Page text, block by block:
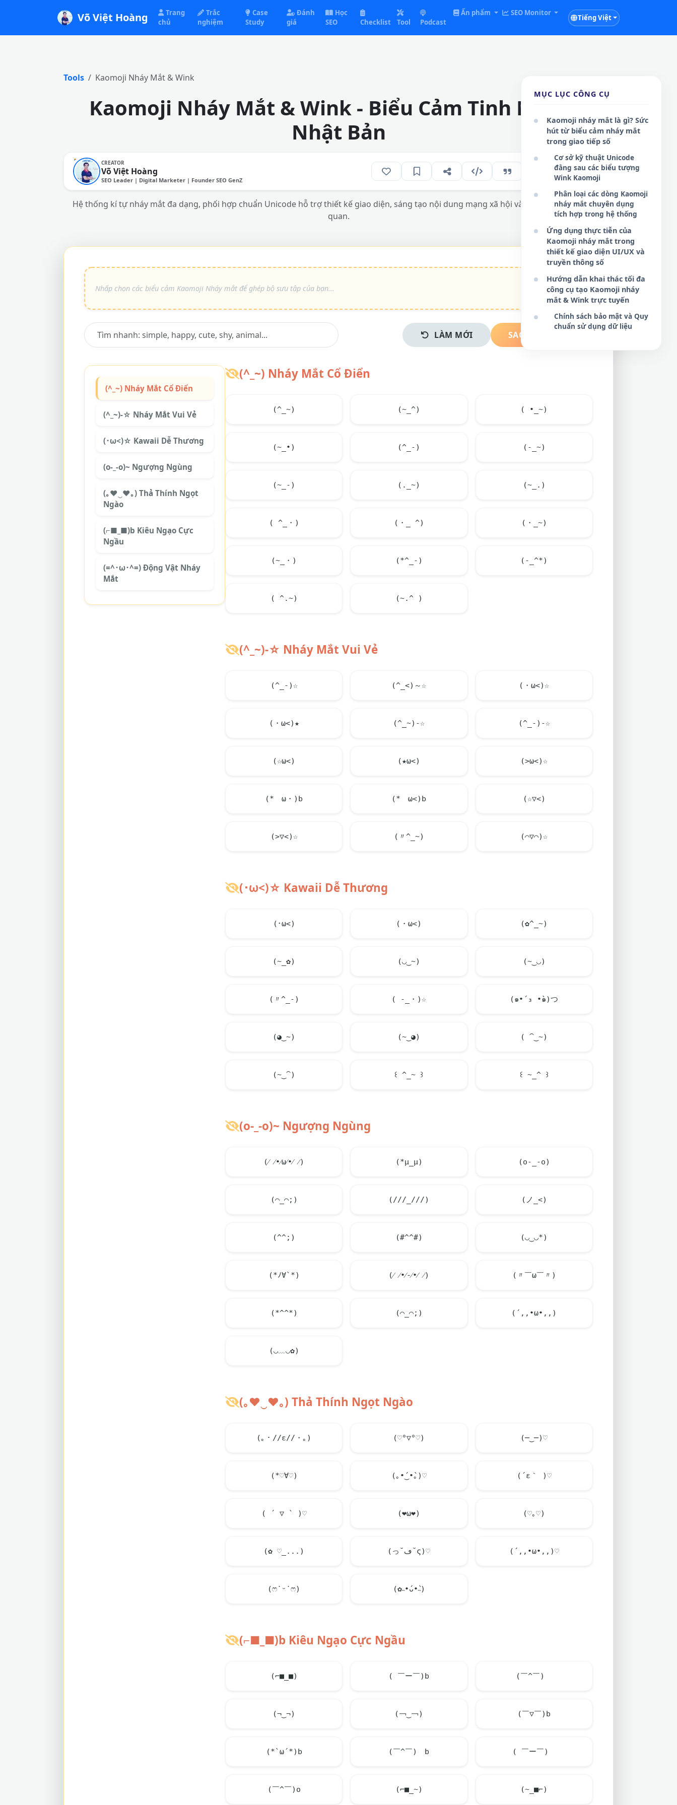
Võ Việt Hoàng
Trang
chủ
Trắc
nghiệm
Case
Study
Đánh
giá
Học
SEO
Checklist Tool Podcast
Ấn phẩm SEO Monitor
Tiếng Việt
Tools Kaomoji Nháy Mắt & Wink
Kaomoji Nháy Mắt & Wink - Biểu Cảm Tinh Nghịch
Nhật Bản
CREATOR
Võ Việt Hoàng
SEO Leader | Digital Marketer | Founder SEO GenZ
196
Hệ thống kí tự nháy mắt đa dạng, phối hợp chuẩn Unicode hỗ trợ thiết kế giao diện, sáng tạo nội dung mạng xã hội và tối ưu tương tác trực
quan.
LÀM MỚI SAO CHÉP NGAY
(^_~) Nháy Mắt Cổ Điển
(^_~)-☆ Nháy Mắt Vui Vẻ
(･ω<)☆ Kawaii Dễ Thương
(o-_-o)~ Ngượng Ngùng
(｡♥‿♥｡) Thả Thính Ngọt
Ngào
(⌐■_■)b Kiêu Ngạo Cực
Ngầu
(=^･ω･^=) Động Vật Nháy
Mắt
(^_~) Nháy Mắt Cổ Điển
(^_~) (~_^) ( •_~)
(~_•) (^_-) (-_~)
(~_-) (._~) (~_.)
( ^_・) (・_ ^) (・_~)
(~_・) (*^_-) (-_^*)
( ^.~) (~.^ )
(^_~)-☆ Nháy Mắt Vui Vẻ
(^_-)☆ (^_<)～☆ (・ω<)☆
(・ω<)★ (^_~)-☆ (^_-)-☆
(☆ω<) (★ω<) (>ω<)☆
(*ゝω・)b (*ゝω<)b (☆▽<)
(>▽<)☆ (〃^_~) (⌒▽⌒)☆
(･ω<)☆ Kawaii Dễ Thương
(･ω<) (・ω<) (✿^_~)
(~_✿) (◡‿~) (~‿◡)
(〃^_-) ( -_・)☆ (๑•́ ₃ •̀๑)つ
(◕‿~) (~‿◕) ( ⁀‿~)
(~‿⁀) ꒰ ^_~ ꒱ ꒰ ~_^ ꒱
(o-_-o)~ Ngượng Ngùng
(⁄ ⁄•⁄ω⁄•⁄ ⁄) (*μ_μ) (o-_-o)
(⌒_⌒;) (///_///) (ノ_<)
(^^;) (#^^#) (◡‿◡*)
(*ﾉ∀`*) (⁄ ⁄•⁄-⁄•⁄ ⁄) (〃￣ω￣〃)
(*^^*) (⌒_⌒;) (´,,•ω•,,)
(◡﹏◡✿)
(｡♥ ♥｡) Thả Thính Ngọt Ngào
(｡・//ε//・｡) (♡°▽°♡) (─‿─)♡
(*♡∀♡) (｡•́‿•̀｡)♡ (´ε｀ )♡
( ´ ▽ ` )♡ (❤ω❤) (♡｡♡)
(✿ ♡_...) (っ˘ڡ˘ς)♡ (´,,•ω•,,)♡
(ෆ˙ᵕ˙ෆ) (✿˵•́ᴗ•̀˵)
(⌐■_■)b Kiêu Ngạo Cực Ngầu
(⌐■_■) ( ￣ー￣)b (￣^￣)ゞ
(¬‿¬) (￢‿￢) (￣▽￣)b
(*`ω´*)b (￣^￣)ゞb ( ￣ー￣)ゞ
(￣^￣)o (⌐■_~) (~_■⌐)
MỤC LỤC CÔNG CỤ
Kaomoji nháy mắt là gì? Sức
hút từ biểu cảm nháy mắt
trong giao tiếp số
Cơ sở kỹ thuật Unicode
đằng sau các biểu tượng
Wink Kaomoji
Phân loại các dòng Kaomoji
nháy mắt chuyên dụng
tích hợp trong hệ thống
Ứng dụng thực tiễn của
Kaomoji nháy mắt trong
thiết kế giao diện UI/UX và
truyền thông số
Hướng dẫn khai thác tối đa
công cụ tạo Kaomoji nháy
mắt & Wink trực tuyến
Chính sách bảo mật và Quy
chuẩn sử dụng dữ liệu